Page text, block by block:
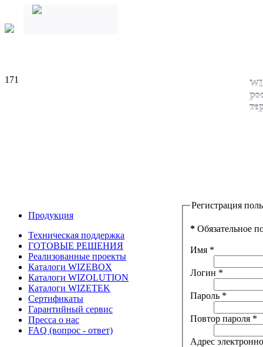
171
Продукция
Техническая поддержка
ГОТОВЫЕ РЕШЕНИЯ
Реализованные проекты
Каталоги WIZEBOX
Каталоги WIZOLUTION
Каталоги WIZETEK
Сертификаты
Гарантийный сервис
Пресса о нас
FAQ (вопрос - ответ)
Регистрация
* Обязательное
Имя *
Логин *
Пароль *
Повтор пароля *
Адрес